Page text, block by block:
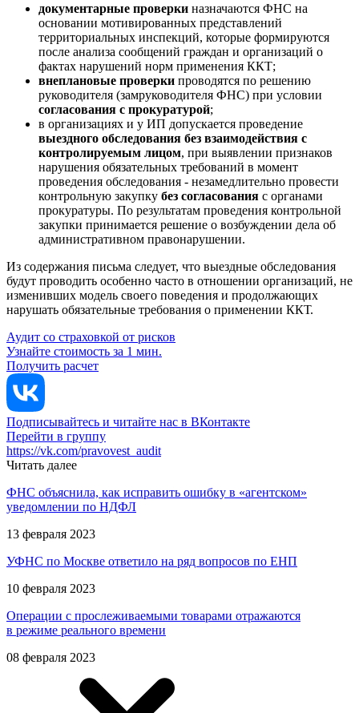
документарные проверки назначаются ФНС на
основании мотивированных представлений
территориальных инспекций, которые формируются
после анализа сообщений граждан и организаций о
фактах нарушений норм применения ККТ;
внеплановые проверки проводятся по решению
руководителя (замруководителя ФНС) при условии
согласования с прокуратурой;
в организациях и у ИП допускается проведение
выездного обследования без взаимодействия с
контролируемым лицом, при выявлении признаков
нарушения обязательных требований в момент
проведения обследования - незамедлительно провести
контрольную закупку без согласования с органами
прокуратуры. По результатам проведения контрольной
закупки принимается решение о возбуждении дела об
административном правонарушении.
Из содержания письма следует, что выездные обследования
будут проводить особенно часто в отношении организаций, не
изменивших модель своего поведения и продолжающих
нарушать обязательные требования о применении ККТ.
Аудит со страховкой от рисков
Узнайте стоимость за 1 мин.
Получить расчет
Подписывайтесь и читайте нас в ВКонтакте
Перейти в группу
https://vk.com/pravovest_audit
Читать далее
ФНС объяснила, как исправить ошибку в «агентском»
уведомлении по НДФЛ
13 февраля 2023
УФНС по Москве ответило на ряд вопросов по ЕНП
10 февраля 2023
Операции с прослеживаемыми товарами отражаются
в режиме реального времени
08 февраля 2023